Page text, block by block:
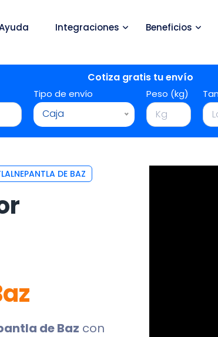
Integraciones Beneficios
Cotiza gratis tu envío
Tipo de envío
Caja
Peso (kg)
DE BAZ
de Baz con